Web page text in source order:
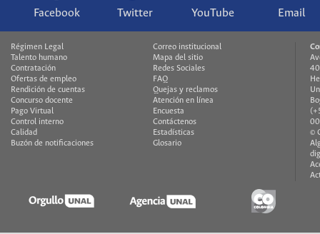
Facebook Twitter YouTube Email
Régimen Legal
Talento humano
Contratación
Ofertas de empleo
Rendición de cuentas
Concurso docente
Pago Virtual
Control interno
Calidad
Buzón de notificaciones
Correo institucional
Mapa del sitio
Redes Sociales
FAQ
Quejas y reclamos
Atención en línea
Encuesta
Contáctenos
Estadísticas
Glosario
©